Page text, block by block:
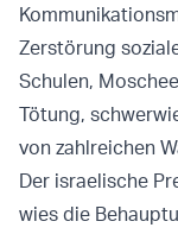
Zerstörung
Schulen,
Tötung,
von zahlreichen
Der israelische
wies die